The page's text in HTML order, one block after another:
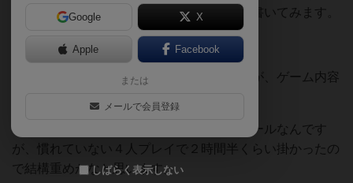
だレビュー書けるほどやり込めて無いけど書いてみます。
イロモノ感半端ない名前とパッケージですが、ゲーム内容
やる事は比較的簡単でややこしさの無いルールなんです
が、慣れていない４人プレイで２時間半くらい掛かったの
で結構重めかなと思います。
Google X
Apple Facebook
または
メールで会員登録
しばらく表示しない